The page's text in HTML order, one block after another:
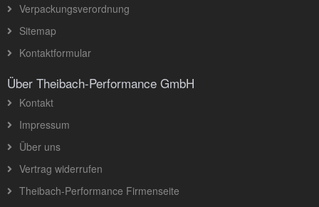
Verpackungsverordnung
Sitemap
Kontaktformular
Über Theibach-Performance GmbH
Kontakt
Impressum
Über uns
Vertrag widerrufen
Theibach-Performance Firmenseite